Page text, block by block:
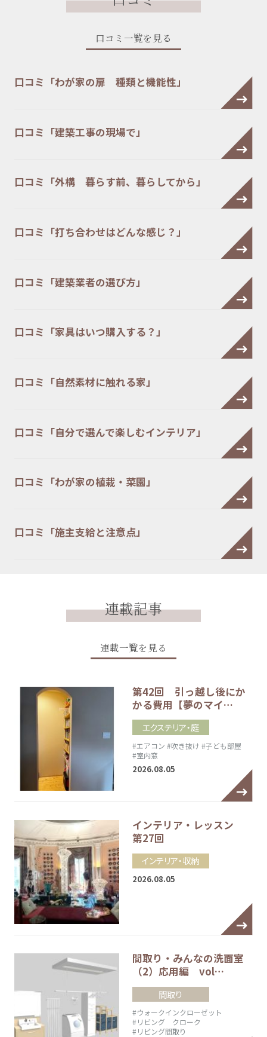
口コミ一覧を見る
口コミ「わが家の扉 種類と機能性」
口コミ「建築工事の現場で」
口コミ「外構 暮らす前、暮らしてから」
口コミ「打ち合わせはどんな感じ？」
口コミ「建築業者の選び方」
口コミ「家具はいつ購入する？」
口コミ「自然素材に触れる家」
口コミ「自分で選んで楽しむインテリア」
口コミ「わが家の植栽・菜園」
口コミ「施主支給と注意点」
連載記事
連載一覧を見る
第42回 引っ越し後にか
かる費用【夢のマイ…
エクステリア・庭
#エアコン #吹き抜け #子ども部屋
#室内窓
2026.08.05
インテリア・レッスン
第27回
インテリア・収納
2026.08.05
間取り・みんなの洗面室
（2）応用編 vol…
間取り
#ウォークインクローゼット
#リビング クローク
#リビング間取り